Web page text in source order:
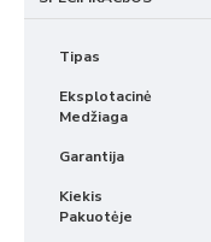
Tipas
Eksplotacinė
Medžiaga
Garantija
Kiekis
Pakuotėje